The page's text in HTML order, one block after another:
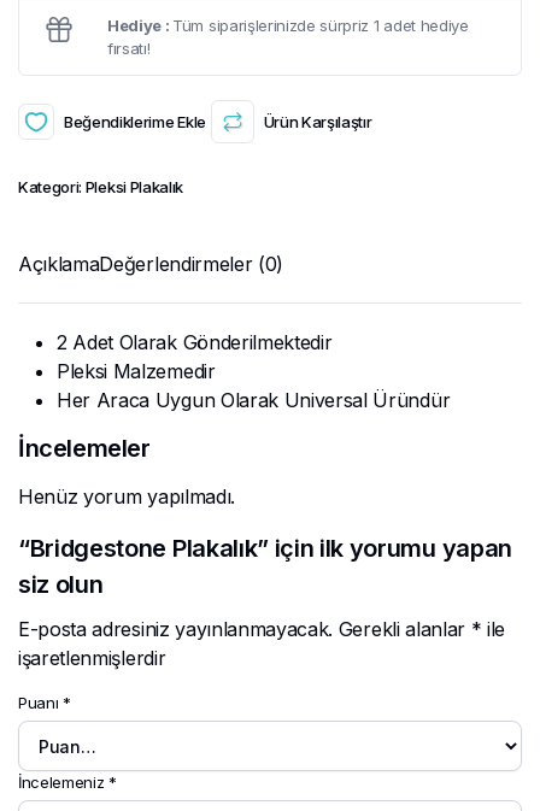
Hediye : Tüm siparişlerinizde sürpriz 1 adet hediye
fırsatı!
Beğendiklerime Ekle Ürün Karşılaştır
Kategori: Pleksi Plakalık
AçıklamaDeğerlendirmeler (0)
2 Adet Olarak Gönderilmektedir
Pleksi Malzemedir
Her Araca Uygun Olarak Universal Üründür
İncelemeler
Henüz yorum yapılmadı.
“Bridgestone Plakalık” için ilk yorumu yapan
siz olun
E-posta adresiniz yayınlanmayacak. Gerekli alanlar * ile
işaretlenmişlerdir
Puanı *
İncelemeniz *